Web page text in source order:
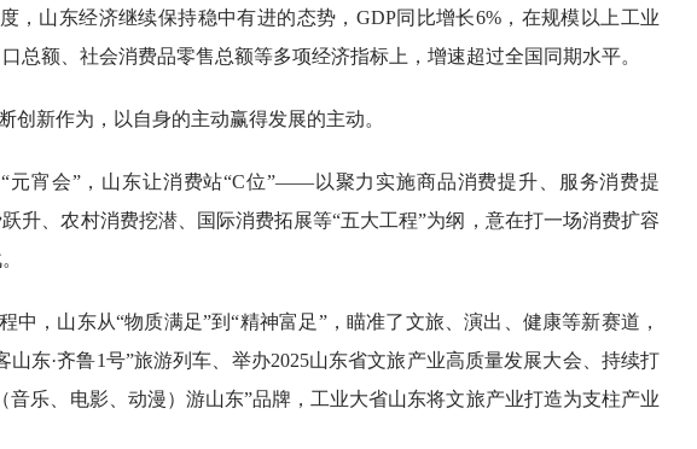
，山东经济继续保持稳中有进的态势，GDP同比增长6%，在规模以上工业
总额、社会消费品零售总额等多项经济指标上，增速超过全国同期水平。
创新作为，以自身的主动赢得发展的主动。
元宵会”，山东让消费站“C位”——以聚力实施商品消费提升、服务消费提
升、农村消费挖潜、国际消费拓展等“五大工程”为纲，意在打一场消费扩容
中，山东从“物质满足”到“精神富足”，瞄准了文旅、演出、健康等新赛道，
山东·齐鲁1号”旅游列车、举办2025山东省文旅产业高质量发展大会、持续打
音乐、电影、动漫）游山东”品牌，工业大省山东将文旅产业打造为支柱产业